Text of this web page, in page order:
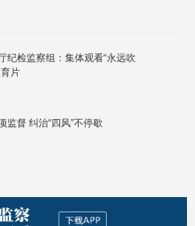
纪检监察组：集体观看“永远吹
片
监督 纠治“四风”不停歇